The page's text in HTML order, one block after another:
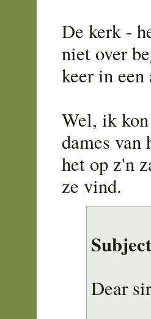
De kerk -
niet over
keer in een
Wel, ik
dames
het op z'n
ze vind.
Dear